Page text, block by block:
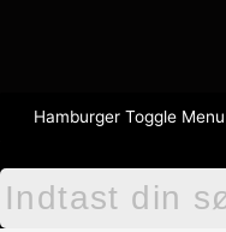
Hamburger Toggle Menu